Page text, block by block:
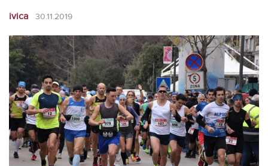
ivica 30.11.2019